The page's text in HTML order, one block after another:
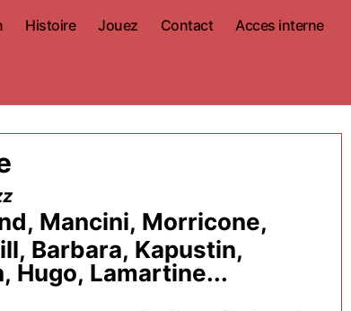
Histoire Jouez Contact Acces interne
Mancini, Morricone,
Barbara, Kapustin,
Hugo, Lamartine...